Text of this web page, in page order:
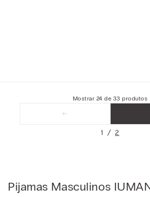
Mostrar 24 de 33 produtos
1 2
Pijamas Masculinos